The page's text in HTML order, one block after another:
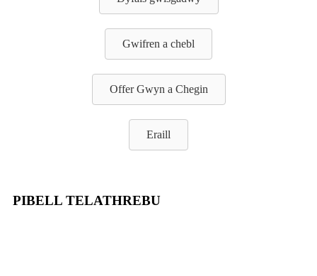
Gwifren a chebl
Offer Gwyn a Chegin
Eraill
PIBELL TELATHREBU